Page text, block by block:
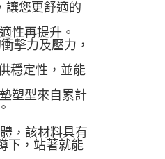
讓您更舒適的
性再提升。
擊力及壓力，
穩定性，並能
塑型來自累計
，該材料具有
下，站著就能